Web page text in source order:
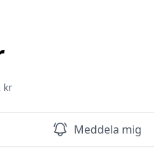
kr
Meddela mig